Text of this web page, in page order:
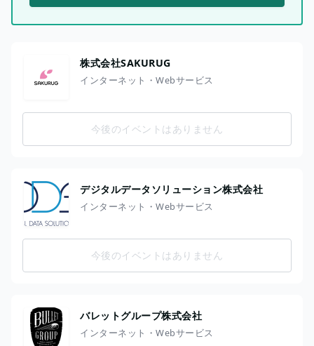
株式会社SAKURUG
インターネット・Webサービス
今後のイベントはありません
デジタルデータソリューション株式会社
インターネット・Webサービス
今後のイベントはありません
バレットグループ株式会社
インターネット・Webサービス